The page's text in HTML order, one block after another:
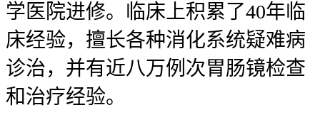
学医院进修。临床上积累了40年临
床经验，擅长各种消化系统疑难病
诊治，并有近八万例次胃肠镜检查
和治疗经验。